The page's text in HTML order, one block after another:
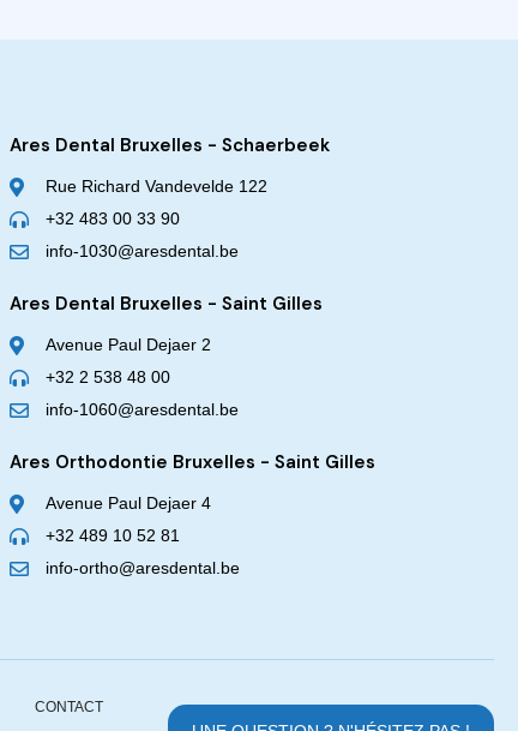
Ares Dental Bruxelles - Schaerbeek
Rue Richard Vandevelde 122
+32 483 00 33 90
info-1030@aresdental.be
Ares Dental Bruxelles - Saint Gilles
Avenue Paul Dejaer 2
+32 2 538 48 00
info-1060@aresdental.be
Ares Orthodontie Bruxelles - Saint Gilles
Avenue Paul Dejaer 4
+32 489 10 52 81
info-ortho@aresdental.be
CONTACT